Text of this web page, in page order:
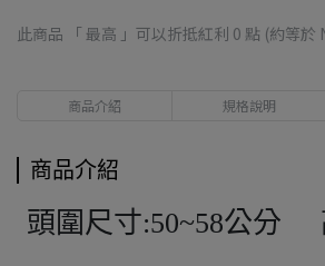
此商品 「 最高 」可以折抵紅利 0 點 (約等於
商品介紹 規格說明
商品介紹
頭圍尺寸:50~58公分